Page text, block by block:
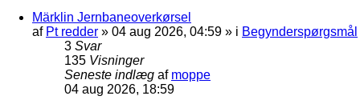
Märklin Jernbaneoverkørsel
af Pt redder » 04 aug 2026, 04:59 » i Begynderspørgsmål
3 Svar
135 Visninger
Seneste indlæg af moppe
04 aug 2026, 18:59